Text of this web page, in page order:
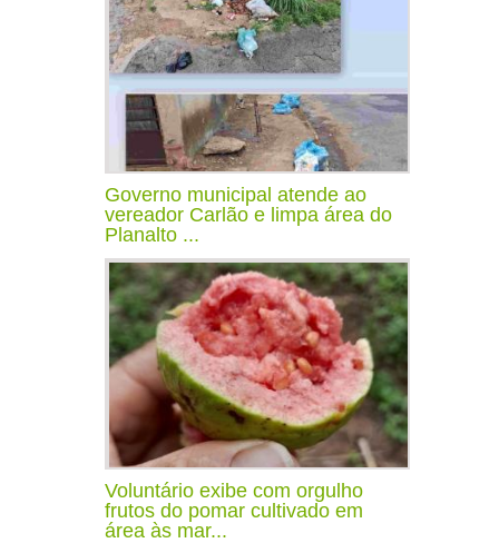
Governo municipal atende ao
vereador Carlão e limpa área do
Planalto ...
Voluntário exibe com orgulho
frutos do pomar cultivado em
área às mar...